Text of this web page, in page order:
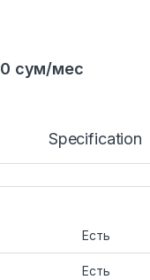
0 сум/мес
Specification
Есть
Есть